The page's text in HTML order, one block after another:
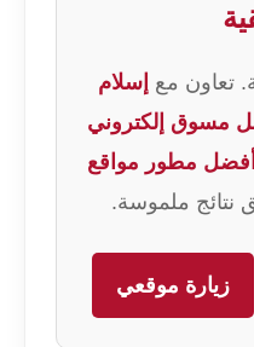
تعاون مع إسلام
مسوق إلكتروني
أفضل مطور مواقع
نتائج ملموسة.
زيارة موقعي